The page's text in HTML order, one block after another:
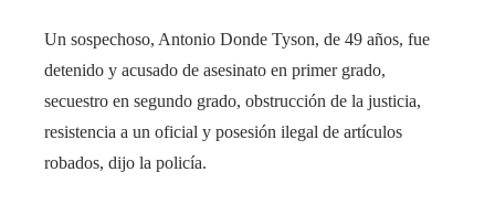
Un sospechoso, Antonio Donde Tyson, de 49 años, fue
detenido y acusado de asesinato en primer grado,
secuestro en segundo grado, obstrucción de la justicia,
resistencia a un oficial y posesión ilegal de artículos
robados, dijo la policía.